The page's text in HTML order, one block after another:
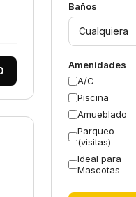
Baños
Cualquiera
Amenidades
A/C
Piscina
Amueblado
Parqueo
(visitas)
Ideal para
Mascotas